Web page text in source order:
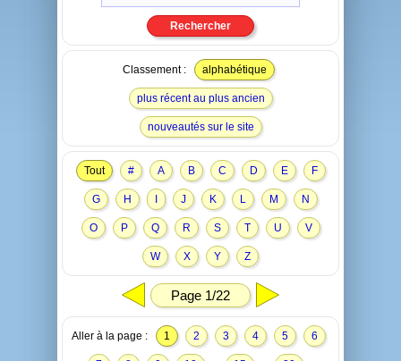
Classement : alphabétique
plus récent au plus ancien
nouveautés sur le site
Tout # A B C D E F
G H J K L M N
O P Q R S T U V
W X Y Z
Page 1/22
Aller à la page : 1 2 3 4 5 6